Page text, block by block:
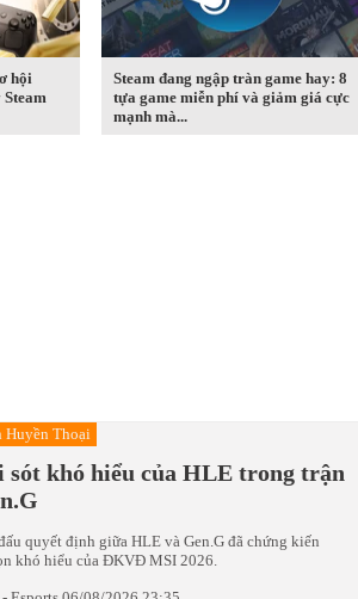
hội
Steam
Steam đang ngập tràn game hay: 8
tựa game miễn phí và giảm giá cực
mạnh mà...
Thoại
sót khó hiểu của HLE trong trận
quyết định giữa HLE và Gen.G đã chứng kiến
khó hiểu của ĐKVĐ MSI 2026.